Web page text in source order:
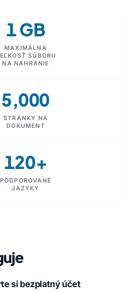
1 GB
MAXIMÁLNA
SÚBORU
NA NAHRANIE
5,000
STRÁNKY NA
DOKUMENT
120+
PODPOROVANÉ
JAZYKY
si bezplatný účet